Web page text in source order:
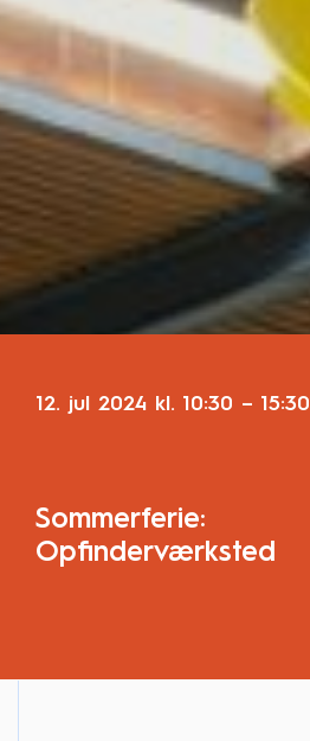
12. jul 2024 kl. 10:30 – 15:30
Sommerferie:
Opfinderværksted